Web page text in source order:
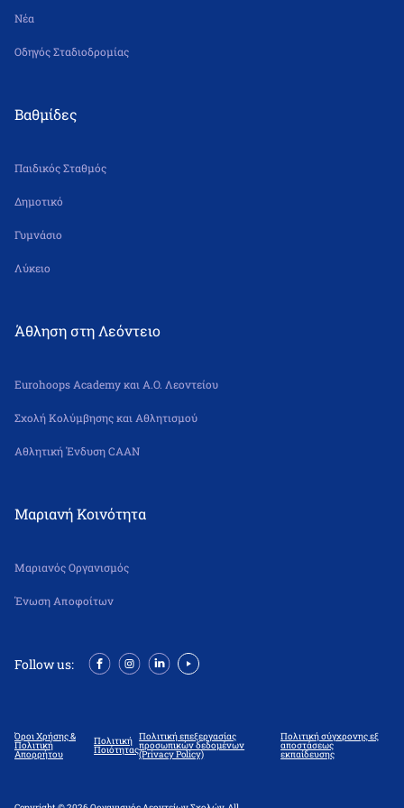
Νέα
Οδηγός Σταδιοδρομίας
Βαθμίδες
Παιδικός Σταθμός
Δημοτικό
Γυμνάσιο
Λύκειο
Άθληση στη Λεόντειο
Eurohoops Academy και Α.Ο. Λεοντείου
Σχολή Κολύμβησης και Αθλητισμού
Αθλητική Ένδυση CAAN
Μαριανή Κοινότητα
Μαριανός Οργανισμός
Ένωση Αποφοίτων
Follow us:
Όροι Χρήσης &
Πολιτική
Απορρήτου
Πολιτική
Ποιότητας
Πολιτική επεξεργασίας
προσωπικών δεδομένων
(Privacy Policy)
Πολιτική σύγχρονης εξ
αποστάσεως
εκπαίδευσης